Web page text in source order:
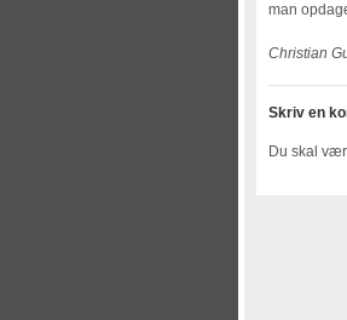
man
Christian
Skriv en
Du skal